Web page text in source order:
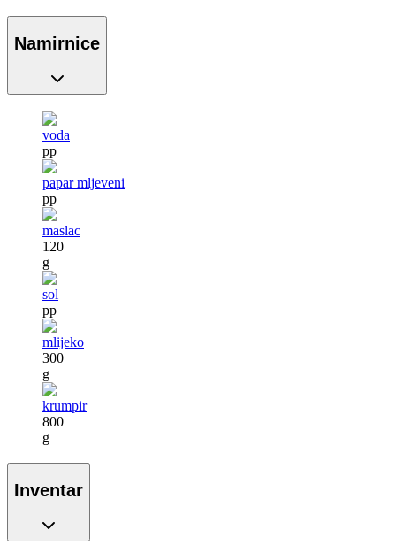
Namirnice
voda
pp
papar mljeveni
pp
maslac
120
g
sol
pp
mlijeko
300
g
krumpir
800
g
Inventar